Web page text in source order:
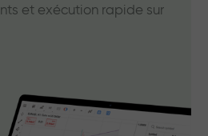
et exécution rapide sur